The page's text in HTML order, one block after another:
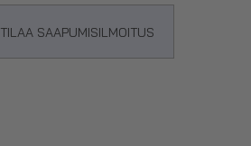
TILAA SAAPUMISILMOITUS